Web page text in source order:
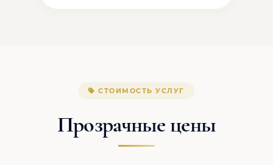
СТОИМОСТЬ УСЛУГ
Прозрачные цены